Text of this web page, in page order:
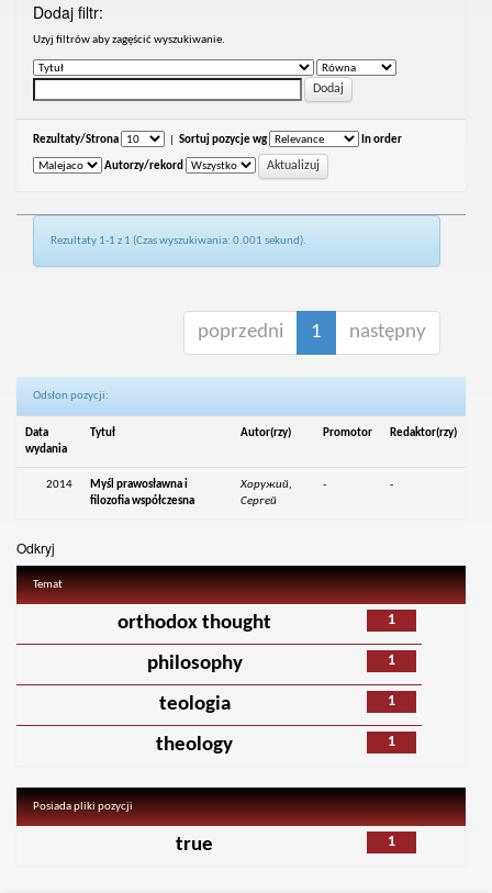
Dodaj filtr:
Uzyj filtrów aby zagęścić wyszukiwanie.
Rezultaty/Strona Sortuj pozycje wg In order
Autorzy/rekord
Rezultaty 1-1 z 1 (Czas wyszukiwania: 0.001 sekund).
poprzedni 1 następny
Odsłon pozycji:
Data
wydania
Tytuł Autor(rzy) Promotor Redaktor(rzy)
2014
Myśl prawosławna i
filozofia współczesna
Хоружий,
Сергей
- -
Odkryj
Temat
1
orthodox thought
1
philosophy
1
teologia
1
theology
Posiada pliki pozycji
1
true